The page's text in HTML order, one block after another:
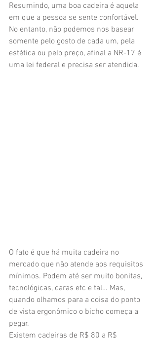
Resumindo, uma boa cadeira é aquela
em que a pessoa se sente confortável.
No entanto, não podemos nos basear
somente pelo gosto de cada um, pela
estética ou pelo preço, afinal a NR-17 é
uma lei federal e precisa ser atendida.
O fato é que há muita cadeira no
mercado que não atende aos requisitos
mínimos. Podem até ser muito bonitas,
tecnológicas, caras etc e tal… Mas,
quando olhamos para a coisa do ponto
de vista ergonômico o bicho começa a
pegar.
Existem cadeiras de R$ 80 a R$